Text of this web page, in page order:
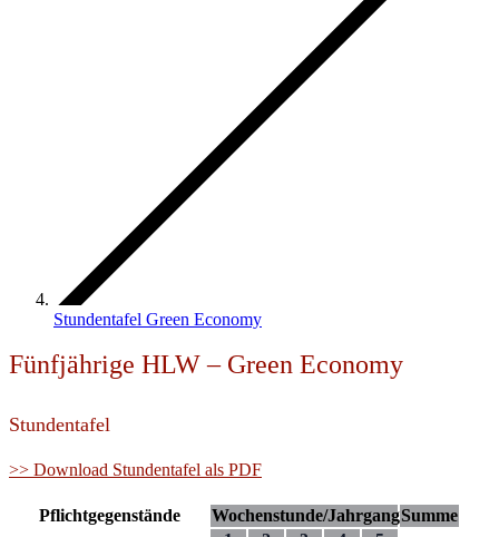
Stundentafel Green Economy
Fünfjährige HLW – Green Economy
Stundentafel
>> Download Stundentafel als PDF
Pflichtgegenstände Wochenstunde/JahrgangSumme